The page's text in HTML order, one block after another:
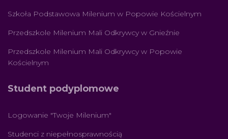
Szkoła Podstawowa Milenium w Popowie Kościelnym
Przedszkole Milenium Mali Odkrywcy w Gnieźnie
Przedszkole Milenium Mali Odkrywcy w Popowie
Kościelnym
Student podyplomowe
Logowanie "Twoje Milenium"
Studenci z niepełnosprawnością